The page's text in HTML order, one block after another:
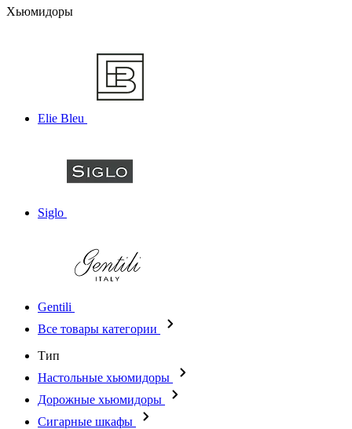
Хьюмидоры
Elie Bleu
Siglo
Gentili
Все товары категории
Тип
Настольные хьюмидоры
Дорожные хьюмидоры
Сигарные шкафы